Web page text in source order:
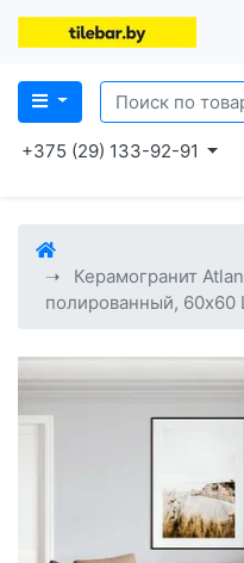
+375 (29) 133-92-91
Керамогранит
полированный, 60x60